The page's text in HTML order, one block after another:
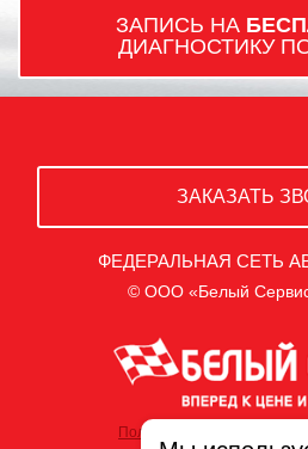
ЗАПИСЬ НА
ДИАГНОСТИКУ
ЗАКАЗАТЬ
ФЕДЕРАЛЬНАЯ СЕТЬ
© ООО «Белый
Политика обработки